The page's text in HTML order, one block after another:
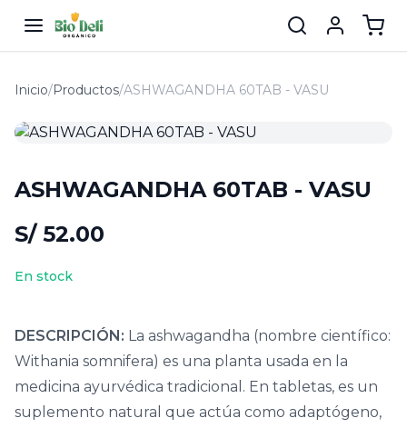
Inicio/Productos/ASHWAGANDHA 60TAB - VASU
ASHWAGANDHA 60TAB - VASU
S/ 52.00
En stock
DESCRIPCIÓN: La ashwagandha (nombre científico:
Withania somnifera) es una planta usada en la
medicina ayurvédica tradicional. En tabletas, es un
suplemento natural que actúa como adaptógeno,